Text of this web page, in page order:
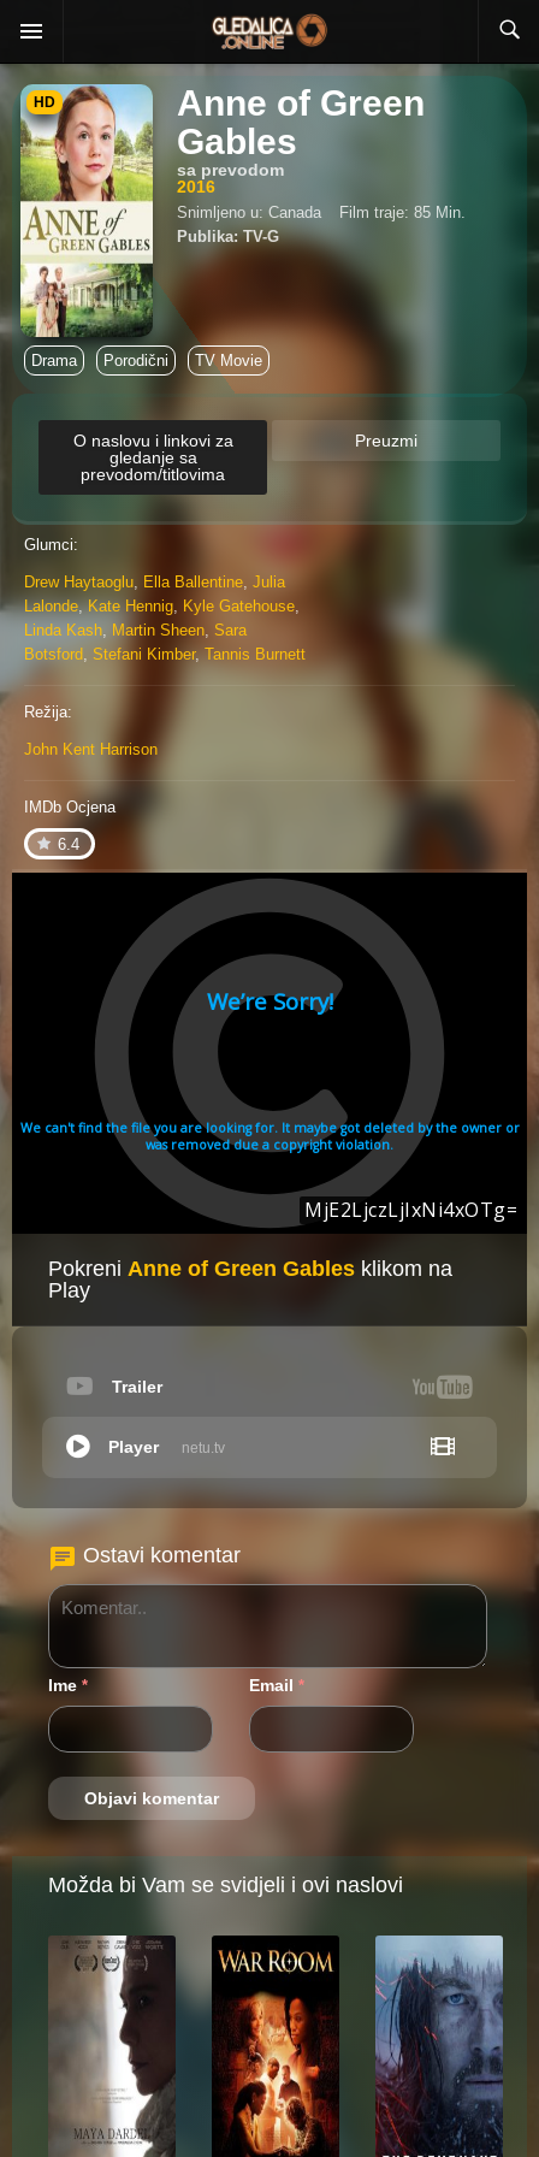
HD
Anne of Green
Gables
sa prevodom
2016
Snimljeno u: Canada
Film traje: 85 Min.
Publika: TV-G
Drama Porodični TV Movie
O naslovu i linkovi za
gledanje sa
prevodom/titlovima
Preuzmi
Glumci:
Drew Haytaoglu, Ella Ballentine, Julia
Lalonde,Kate Hennig, Kyle Gatehouse,
Linda Kash, Martin Sheen, Sara
Botsford, Stefani Kimber, Tannis Burnett
Režija:
John Kent Harrison
IMDb Ocjena
6.4
Pokreni Anne of Green Gables klikom na
Play
Trailer
netu.tv
Player
Ostavi komentar
Ime * Email *
Možda bi Vam se svidjeli i ovi naslovi